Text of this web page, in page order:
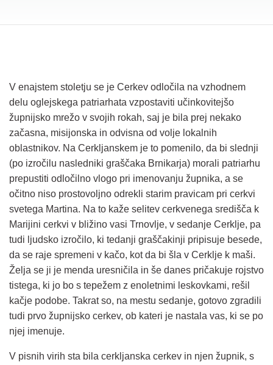
V enajstem stoletju se je Cerkev odločila na vzhodnem
delu oglejskega patriarhata vzpostaviti učinkovitejšo
župnijsko mrežo v svojih rokah, saj je bila prej nekako
začasna, misijonska in odvisna od volje lokalnih
oblastnikov. Na Cerkljanskem je to pomenilo, da bi slednji
(po izročilu nasledniki graščaka Brnikarja) morali patriarhu
prepustiti odločilno vlogo pri imenovanju župnika, a se
očitno niso prostovoljno odrekli starim pravicam pri cerkvi
svetega Martina. Na to kaže selitev cerkvenega središča k
Marijini cerkvi v bližino vasi Trnovlje, v sedanje Cerklje, pa
tudi ljudsko izročilo, ki tedanji graščakinji pripisuje besede,
da se raje spremeni v kačo, kot da bi šla v Cerklje k maši.
Želja se ji je menda uresničila in še danes pričakuje rojstvo
tistega, ki jo bo s tepežem z enoletnimi leskovkami, rešil
kačje podobe. Takrat so, na mestu sedanje, gotovo zgradili
tudi prvo župnijsko cerkev, ob kateri je nastala vas, ki se po
njej imenuje.
V pisnih virih sta bila cerkljanska cerkev in njen župnik, s